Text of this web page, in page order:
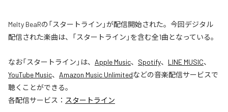
Melty BeaRの「スタートライン」が配信開始された。今回デジタル
配信された楽曲は、「スタートライン」を含む全1曲となっている。
なお「スタートライン 」は、 Apple Music、 Spotify、 LINE MUSIC、
YouTube Music、 Amazon Music Unlimitedなどの音楽配信サービスで
聴くことができる。
各配信サービス： スタートライン